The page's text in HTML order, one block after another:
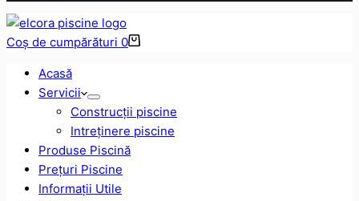
Coș de cumpărături 0
Acasă
Servicii
Construcții piscine
Intreținere piscine
Produse Piscină
Prețuri Piscine
Informații Utile